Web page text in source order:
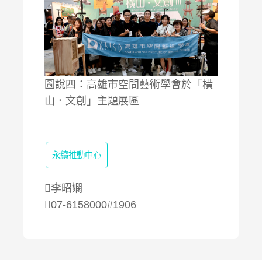
圖說四：高雄市空間藝術學會於「橫
山．文創」主題展區
永續推動中心
李昭嫻
07-6158000#1906